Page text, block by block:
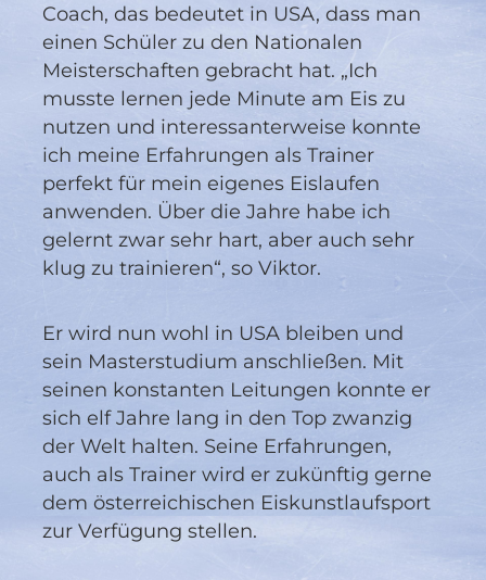
Coach, das bedeutet in USA, dass man
einen Schüler zu den Nationalen
Meisterschaften gebracht hat. „Ich
musste lernen jede Minute am Eis zu
nutzen und interessanterweise konnte
ich meine Erfahrungen als Trainer
perfekt für mein eigenes Eislaufen
anwenden. Über die Jahre habe ich
gelernt zwar sehr hart, aber auch sehr
klug zu trainieren“, so Viktor.
Er wird nun wohl in USA bleiben und
sein Masterstudium anschließen. Mit
seinen konstanten Leitungen konnte er
sich elf Jahre lang in den Top zwanzig
der Welt halten. Seine Erfahrungen,
auch als Trainer wird er zukünftig gerne
dem österreichischen Eiskunstlaufsport
zur Verfügung stellen.